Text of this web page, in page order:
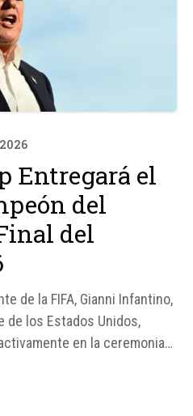
Entregará el
del
del
de la FIFA, Gianni Infantino,
de los Estados Unidos,
en la ceremonia
de la selección ganadora